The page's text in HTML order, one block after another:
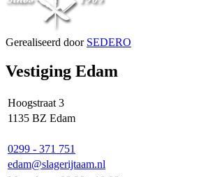
Gerealiseerd door SEDERO
Vestiging Edam
Hoogstraat 3
1135 BZ Edam
0299 - 371 751
edam@slagerijtaam.nl